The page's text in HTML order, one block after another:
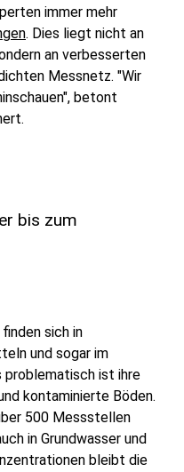
immer mehr
. Dies liegt nicht an
an verbesserten
Messnetz. "Wir
betont
bis zum
sich in
und sogar im
problematisch ist ihre
kontaminierte Böden.
500 Messstellen
in Grundwasser und
bleibt die